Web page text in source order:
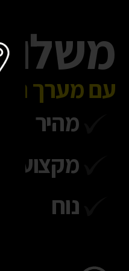
עם מערך
מהיר
מקצועי
נוח